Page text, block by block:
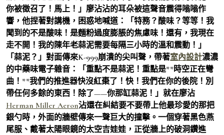
你被徵召了！馬上！」廖沾沾的耳朵被這聲音震得嗡嗡作
響，他捏著對講機，困惑地喊道：「特務？酸味？等等！我
聞到的不是酸味！是麵粉過度膨脹的焦慮味！還有，我現在
走不開！我的陳年老蒜泥需要每隔三小時的溫和震動！」
「蒜泥？」對面傳來K-999崩潰的尖叫聲，帶著室內設計濃濃
的中藥味電子雜音：「重點不是蒜泥！重點是**時空正在彎
曲！**我們的推進器快沒紅棗了！快！我們在你的後院！別
帶任何多餘的東西！除了——你那缸蒜泥！」就在廖沾
Herman Miller Aeron沾還在糾結要不要帶上他最珍愛的那把
銀勺時，外面的牆壁傳來一聲巨大的撞擊。一個穿著黑色燕
尾服、戴著太陽眼鏡的太空吉娃娃，正從牆上的破洞鑽進